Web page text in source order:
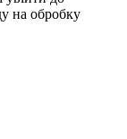
на обробку